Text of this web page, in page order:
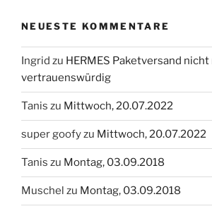
NEUESTE KOMMENTARE
Ingrid zu HERMES Paketversand
vertrauenswürdig
Tanis zu Mittwoch, 20.07.2022
super goofyzu Mittwoch, 20.07.2022
Tanis zu Montag, 03.09.2018
Muschel zu Montag, 03.09.2018